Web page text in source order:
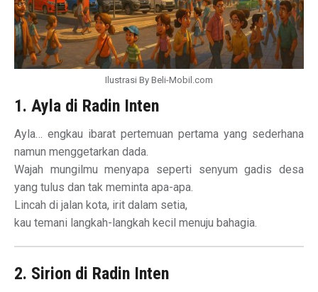
Ilustrasi By Beli-Mobil.com
1. Ayla di Radin Inten
Ayla… engkau ibarat pertemuan pertama yang sederhana
namun menggetarkan dada.
Wajah mungilmu menyapa seperti senyum gadis desa
yang tulus dan tak meminta apa-apa.
Lincah di jalan kota, irit dalam setia,
kau temani langkah-langkah kecil menuju bahagia.
2. Sirion di Radin Inten